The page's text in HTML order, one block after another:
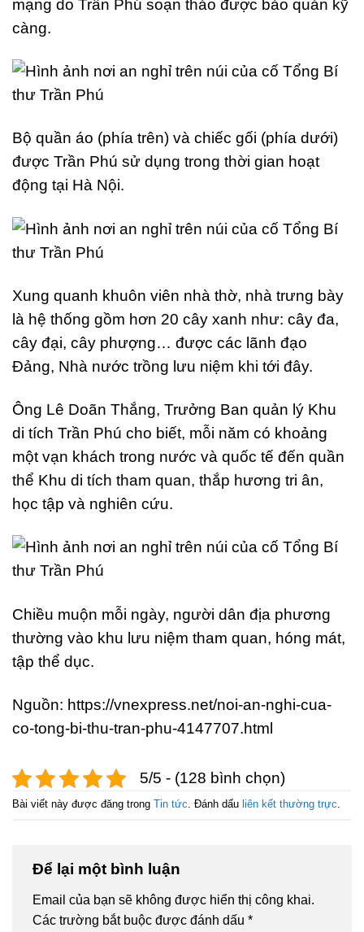
mạng do Trần Phú soạn thảo được bảo quản kỹ
càng.
Bộ quần áo (phía trên) và chiếc gối (phía dưới)
được Trần Phú sử dụng trong thời gian hoạt
động tại Hà Nội.
Xung quanh khuôn viên nhà thờ, nhà trưng bày
là hệ thống gồm hơn 20 cây xanh như: cây đa,
cây đại, cây phượng… được các lãnh đạo
Đảng, Nhà nước trồng lưu niệm khi tới đây.
Ông Lê Doãn Thắng, Trưởng Ban quản lý Khu
di tích Trần Phú cho biết, mỗi năm có khoảng
một vạn khách trong nước và quốc tế đến quần
thể Khu di tích tham quan, thắp hương tri ân,
học tập và nghiên cứu.
Chiều muộn mỗi ngày, người dân địa phương
thường vào khu lưu niệm tham quan, hóng mát,
tập thể dục.
Nguồn: https://vnexpress.net/noi-an-nghi-cua-
co-tong-bi-thu-tran-phu-4147707.html
5/5 - (128 bình chọn)
Bài viết này được đăng trong Tin tức. Đánh dấu liên kết thường trực.
Để lại một bình luận
Email của bạn sẽ không được hiển thị công khai.
Các trường bắt buộc được đánh dấu *